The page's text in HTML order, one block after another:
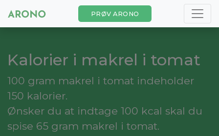
PRØV ARONO
Kalorier i makrel i tomat
100 gram makrel i tomat indeholder
150 kalorier.
Ønsker du at indtage 100 kcal skal du
spise 65 gram makrel i tomat.